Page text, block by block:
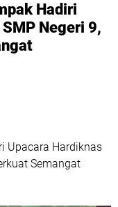
Hadiri
Negeri 9,
Upacara Hardiknas
Semangat